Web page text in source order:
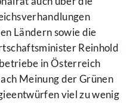
Ländern sowie die
Reinhold
in Österreich
Meinung der Grünen
viel zu wenig